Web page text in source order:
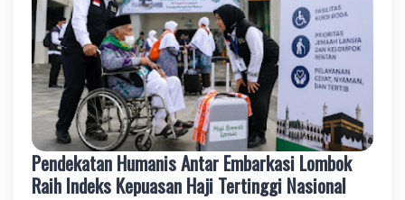
Pendekatan Humanis Antar Embarkasi Lombok
Raih Indeks Kepuasan Haji Tertinggi Nasional